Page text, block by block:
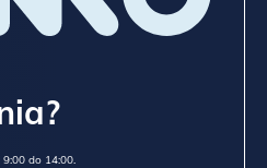
9:00 do 14:00.